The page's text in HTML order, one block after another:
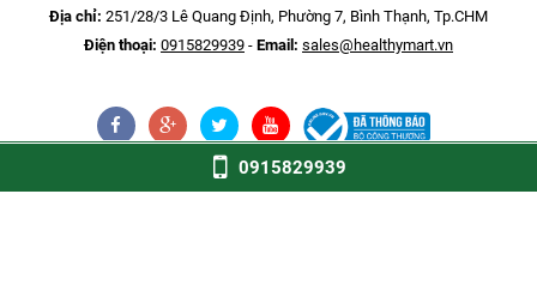
Địa chỉ: 251/28/3 Lê Quang Định, Phường 7, Bình Thạnh, Tp.CHM
Điện thoại: 0915829939 - Email: sales@healthymart.vn
0915829939